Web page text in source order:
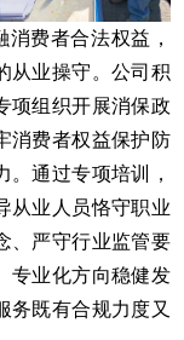
消费者合法权益，
从业操守。公司积
项组织开展消保政
消费者权益保护防
通过专项培训，
从业人员恪守职业
、严守行业监管要
专业化方向稳健发
务既有合规力度又